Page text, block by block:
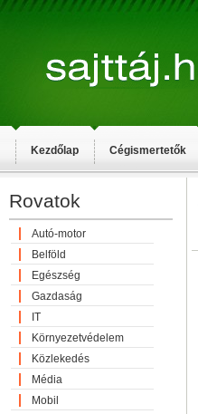
Kezdőlap Cégismertetők
Rovatok
Autó-motor
Belföld
Egészség
Gazdaság
IT
Környezetvédelem
Közlekedés
Média
Mobil